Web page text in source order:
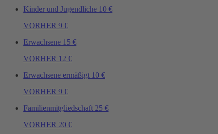
Kinder und Jugendliche 10 €
VORHER 9 €
Erwachsene 15 €
VORHER 12 €
Erwachsene ermäßigt 10 €
VORHER 9 €
Familienmitgliedschaft 25 €
VORHER 20 €